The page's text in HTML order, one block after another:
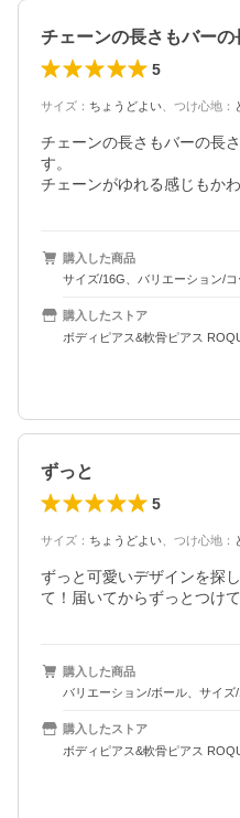
5
サイズ ： ちょうどよい つけ心地 ：
チェーンの長さもバーの長
す。
チェーンがゆれる感じもか
購入した商品
サイズ/16G、バリエーション/
購入したストア
ボディピアス&軟骨ピアス
ずっと
5
サイズ ： ちょうどよい つけ心地 ：
ずっと可愛いデザインを探
て！届いてからずっとつけて
購入した商品
バリエーション/ボール、サイズ
購入したストア
ボディピアス&軟骨ピアス